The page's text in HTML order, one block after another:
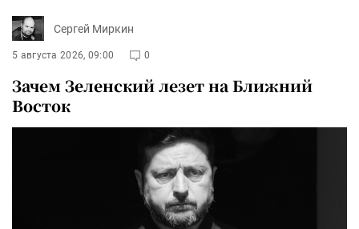
Сергей Миркин
5 августа 2026, 09:00 0
Зачем Зеленский лезет на Ближний
Восток